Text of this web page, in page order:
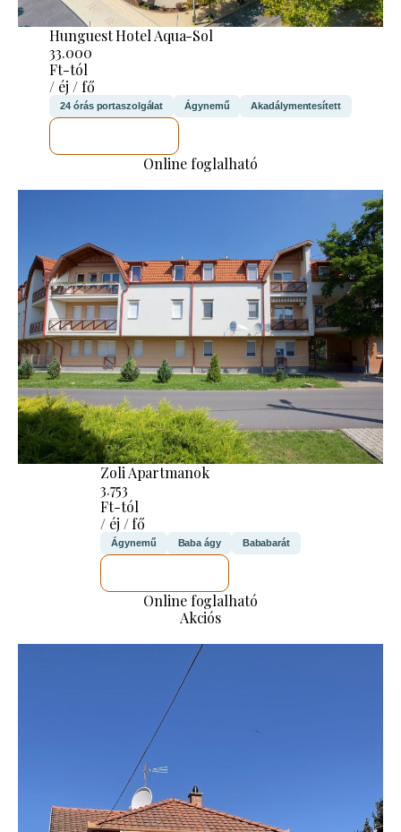
Hunguest Hotel Aqua-Sol
33.000
Ft-tól
/ éj / fő
24 órás portaszolgálat Ágynemű Akadálymentesített
Online foglalható
Zoli Apartmanok
3.753
Ft-tól
/ éj / fő
Ágynemű Baba ágy Bababarát
Online foglalható
Akciós